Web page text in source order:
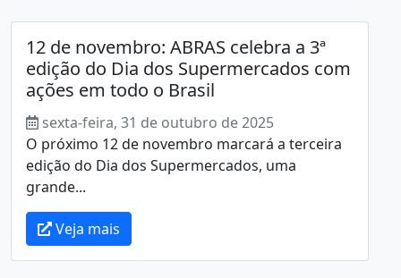
12 de novembro: ABRAS celebra a 3ª
edição do Dia dos Supermercados com
ações em todo o Brasil
sexta-feira, 31 de outubro de 2025
O próximo 12 de novembro marcará a terceira
edição do Dia dos Supermercados, uma
grande...
Veja mais